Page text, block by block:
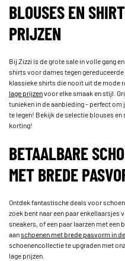
BLOUSES EN
PRIJZEN
Bij Zizzi is de grote sale in volle gang
shirts voor dames tegen
klassieke shirts die nooit uit de mode
lage prijzenvoor elke smaak en stijl.
tunieken in de aanbieding - perfect
te legen! Bekijk de selectie blouses
korting!
BETAALBARE
MET BREDE
Ontdek fantastische deals voor
zoek bent naar een paar
sneakers, of een paar laarzen met een
aanschoenen met brede pasvorm in
schoenencollectie te upgraden met
lage prijzen.